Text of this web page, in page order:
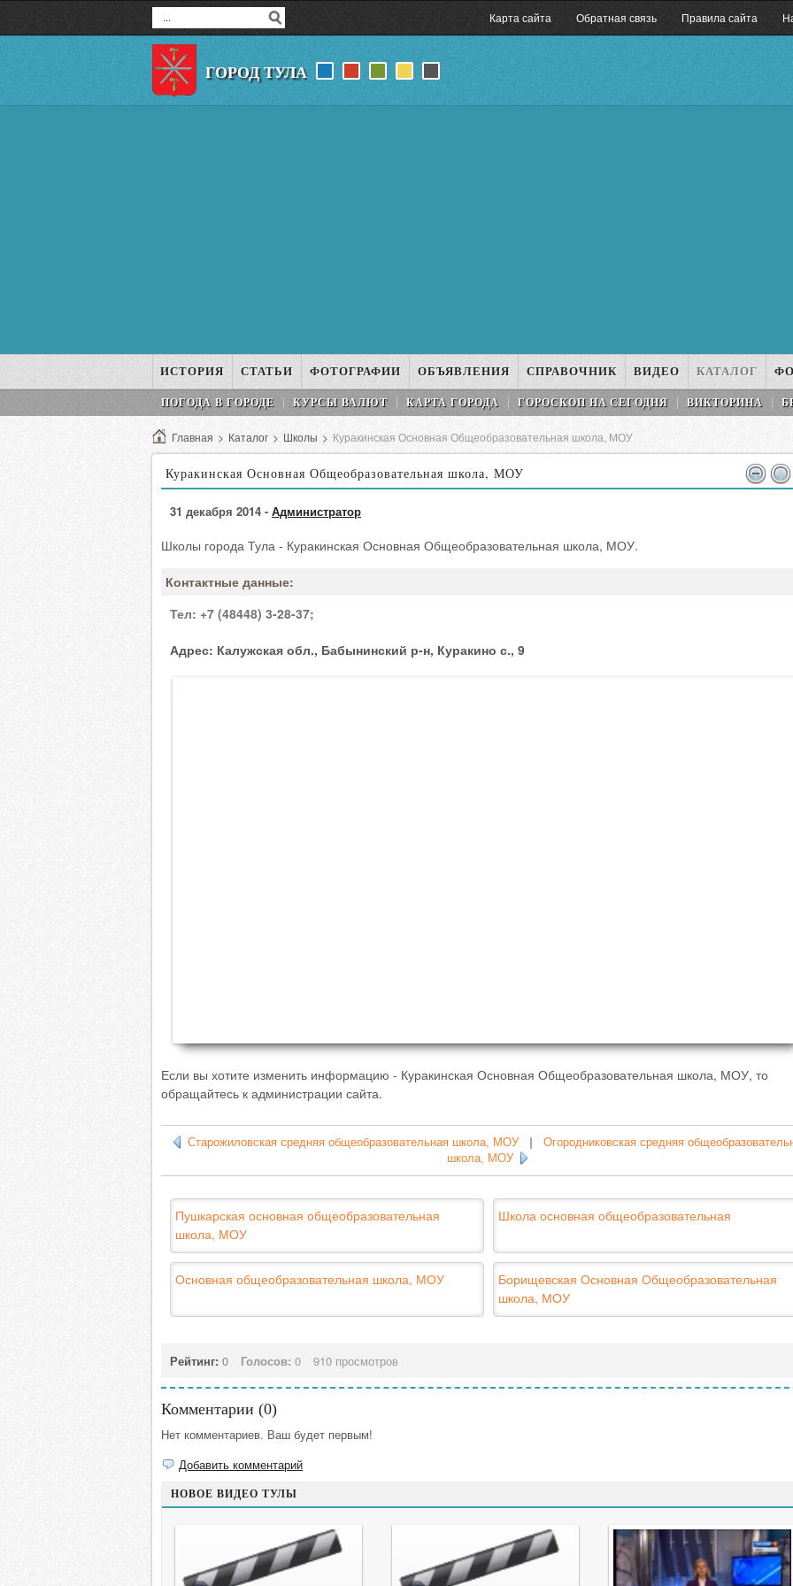
Карта сайта Обратная связь Правила сайта
ГОРОД ТУЛА
ИСТОРИЯ СТАТЬИ ФОТОГРАФИИ ОБЪЯВЛЕНИЯ СПРАВОЧНИК ВИДЕО КАТАЛОГ
ПОГОДА В ГОРОДЕ КУРСЫ ВАЛЮТ КАРТА ГОРОДА ГОРОСКОП НA СEГОДНЯ ВИКТОРИНА
Главная > Каталог > Школы > Куракинская Основная Общеобразовательная школа, МОУ
Куракинская Основная Общеобразовательная школа, МОУ
31 декабря 2014 - Администратор
Школы города Тула - Куракинская Основная Общеобразовательная школа, МОУ.
Контактные данные:
Тел: +7 (48448) 3-28-37;
Адрес: Калужская обл., Бабынинский р-н, Куракино с., 9
Если вы хотите изменить информацию - Куракинская Основная Общеобразовательная школа, МОУ, то
обращайтесь к администрации сайта.
Старожиловская средняя общеобразовательная школа, МОУ| Огородниковская средняя
школа, МОУ
Пушкарская основная общеобразовательная
школа, МОУ
Школа основная общеобразовательная
Основная общеобразовательная школа, МОУ
Борищевская Основная Общеобразовательная
школа, МОУ
Рейтинг: 0 Голосов: 0 910 просмотров
Комментарии (0)
Нет комментариев. Ваш будет первым!
Добавить комментарий
НОВОЕ ВИДЕО ТУЛЫ